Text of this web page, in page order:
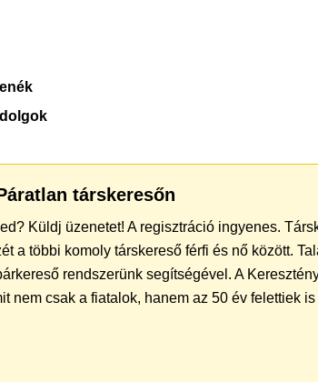
társkeresőn
Küldj üzenetet! A regisztráció ingyenes.
a többi komoly társkereső férfi és nő között.
rendszerünk segítségével. A
nem csak a fiatalok, hanem az 50 év felettiek